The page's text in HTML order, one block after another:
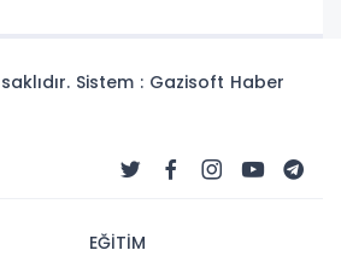
Sistem : Gazisoft Haber
EĞİTİM